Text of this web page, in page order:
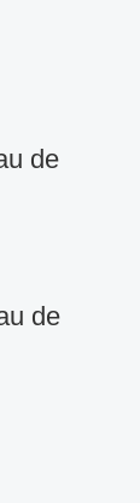
de
de